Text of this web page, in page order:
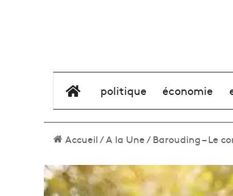
élément de menu
politique économie
Accueil/A la Une/Barouding – Le